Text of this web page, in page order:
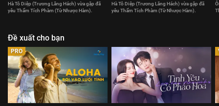
Hà Tô Diệp (Trương Lăng Hách) vừa gặp đã
yêu Thẩm Tích Phàm (Từ Nhược Hàm).
Hà Tô Diệp (Trương Lăng Hách) vừa gặp đã
yêu Thẩm Tích Phàm (Từ Nhược Hàm).
Đề xuất cho bạn
PRO